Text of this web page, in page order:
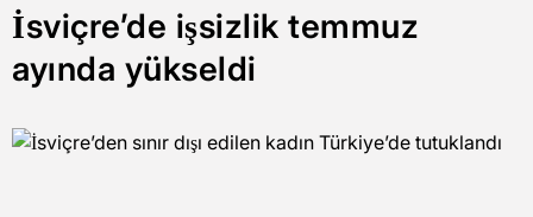
İsviçre’de işsizlik temmuz
ayında yükseldi